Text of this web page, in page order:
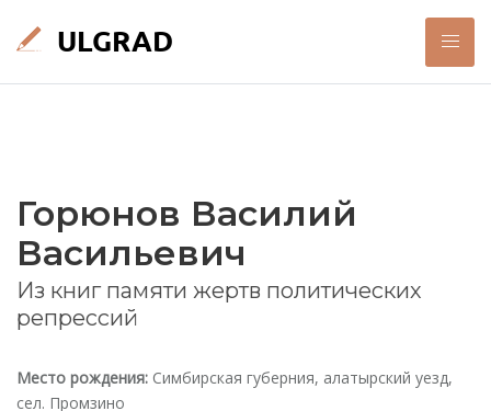
Горюнов Василий
Васильевич
Из книг памяти жертв политических
репрессий
Место рождения: Симбирская губерния, алатырский уезд,
сел. Промзино